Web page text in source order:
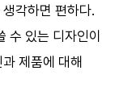
생각하면 편하다.
수 있는 디자인이
과 제품에 대해